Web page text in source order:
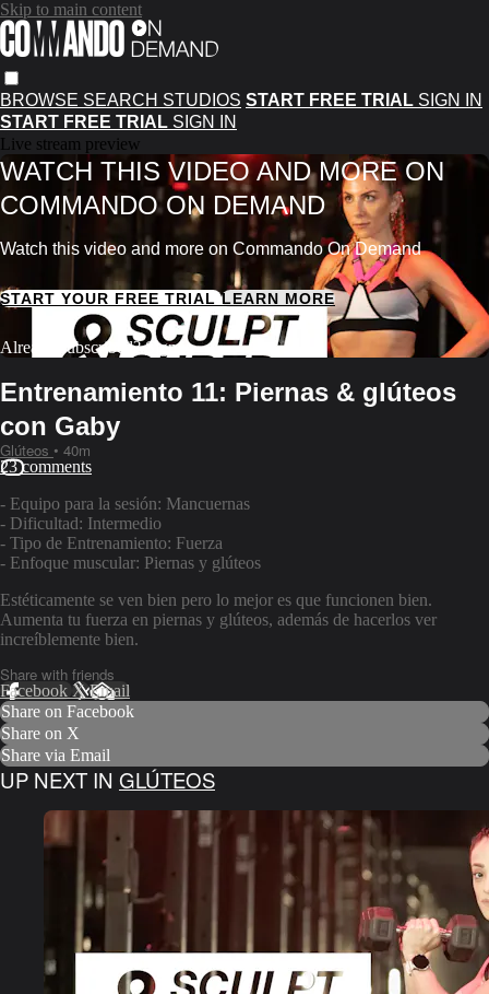
Skip to main content
BROWSE SEARCH STUDIOS START FREE TRIAL SIGN IN
START FREE TRIAL SIGN IN
Live stream preview
WATCH THIS VIDEO AND MORE ON
COMMANDO ON DEMAND
Watch this video and more on Commando On Demand
START YOUR FREE TRIALLEARN MORE
Already subscribed?Sign in
Entrenamiento 11: Piernas & glúteos
con Gaby
Glúteos • 40m
23 comments
- Equipo para la sesión: Mancuernas
- Dificultad: Intermedio
- Tipo de Entrenamiento: Fuerza
- Enfoque muscular: Piernas y glúteos
Estéticamente se ven bien pero lo mejor es que funcionen bien.
Aumenta tu fuerza en piernas y glúteos, además de hacerlos ver
increíblemente bien.
Share with friends
Facebook XEmail
Share on Facebook
Share on X
Share via Email
UP NEXT IN GLÚTEOS